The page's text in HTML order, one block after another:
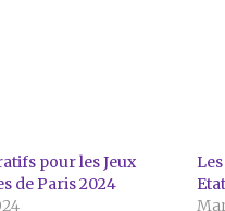
pour les Jeux
de Paris 2024